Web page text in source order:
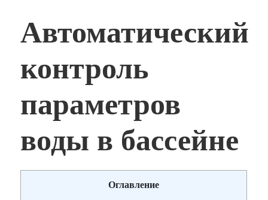
Автоматический
контроль
параметров
воды в бассейне
Оглавление